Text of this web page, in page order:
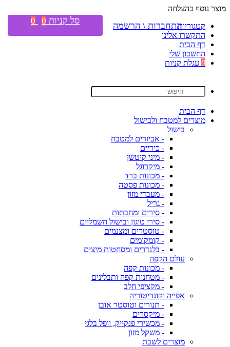
מוצר נוסף בהצלחה
קטגוריות
התקשרו אלינו
דף הבית
החשבון שלי
0 עגלת קניות
דף הבית
מוצרים למטבח ולבישול
בישול
- אביזרים למטבח
- כיריים
- מיני קיטשן
- מיקרוגל
- מכונות ברד
- מכונות פסטה
- מעבדי מזון
- גריל
- סירים ומחבתות
- סירי טיגון ובישול חשמליים
- טוסטרים ומצנמים
- קומקומים
- בלנדרים ומסחטות מיצים
עולם הקפה
- מכונות קפה
- מטחנות קפה ותבלינים
- מקציפי חלב
אפייה וקונדיטוריה
- תנורים וטוסטר אובן
- מיקסרים
- מכשירי פנקייק, וופל בלגי
- משקל מזון
מוצרים לשבת
התחברות \ הרשמה סל קניות 0
0